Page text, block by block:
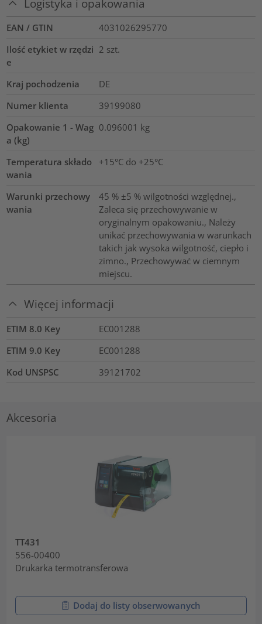
Logistyka i opakowania
EAN / GTIN
4031026295770
Ilość etykiet w rzędzi
e
2 szt.
Kraj pochodzenia
DE
Numer klienta
39199080
Opakowanie 1 - Wag
a (kg)
0.096001 kg
Temperatura składo
wania
+15°C do +25°C
Warunki przechowy
wania
45 % ±5 % wilgotności względnej.,
Zaleca się przechowywanie w
oryginalnym opakowaniu., Należy
unikać przechowywania w warunkach
takich jak wysoka wilgotność, ciepło i
zimno., Przechowywać w ciemnym
miejscu.
Więcej informacji
ETIM 8.0 Key
EC001288
ETIM 9.0 Key
EC001288
Kod UNSPSC
39121702
Akcesoria
TT431
556-00400
Drukarka termotransferowa
Dodaj do listy obserwowanych